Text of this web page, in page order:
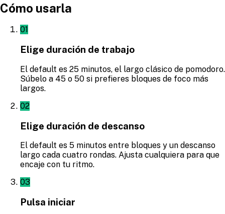
Cómo usarla
01
Elige duración de trabajo
El default es 25 minutos, el largo clásico de pomodoro.
Súbelo a 45 o 50 si prefieres bloques de foco más
largos.
02
Elige duración de descanso
El default es 5 minutos entre bloques y un descanso
largo cada cuatro rondas. Ajusta cualquiera para que
encaje con tu ritmo.
03
Pulsa iniciar